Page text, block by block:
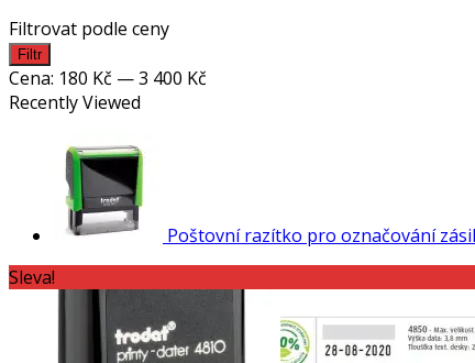
Filtrovat podle ceny
Minimální
cena
Maximální
cena
Filtr
Cena: 180 Kč —3 400 Kč
Recently Viewed
Poštovní razítko pro označování
Sleva!